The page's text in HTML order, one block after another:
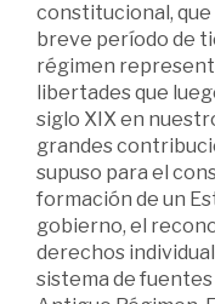
constitucional,
breve período de
régimen
libertades que
siglo XIX en
grandes
supuso para el
formación de un
gobierno, el
derechos
sistema de fuentes